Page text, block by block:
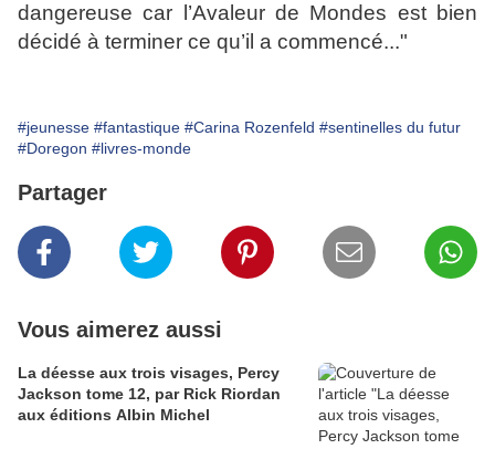
dangereuse car l’Avaleur de Mondes est bien
décidé à terminer ce qu’il a commencé..."
#jeunesse #fantastique #Carina Rozenfeld #sentinelles du futur
#Doregon #livres-monde
Partager
Vous aimerez aussi
La déesse aux trois visages, Percy
Jackson tome 12, par Rick Riordan
aux éditions Albin Michel